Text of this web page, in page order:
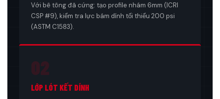
Với bê tông đã cứng: tạo profile nhám 6mm (ICRI
CSP #9), kiểm tra lực bám dính tối thiểu 200 psi
(ASTM C1583).
02
LỚP LÓT KẾT DÍNH